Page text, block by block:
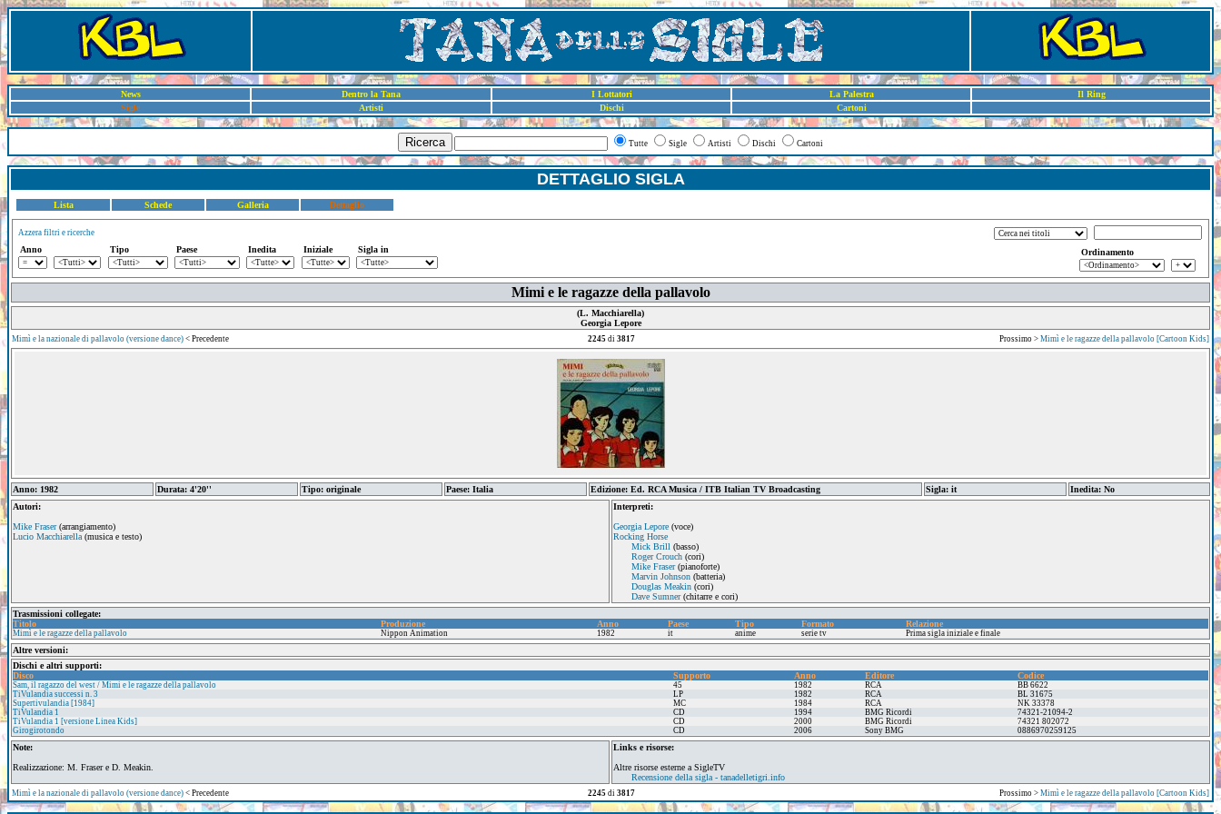
News Dentro la Tana I Lottatori La Palestra
Il Ring
Sigle
Artisti Dischi Cartoni
Ricerca Tutte Sigle Artisti Dischi Cartoni
DETTAGLIO SIGLA
Lista Schede Galleria Dettaglio
Azzera filtri e ricerche
Anno Tipo Paese Inedita Iniziale Sigla in Ordinamento
Mimi e le ragazze della pallavolo
(L. Macchiarella)
Georgia Lepore
Mimì e la nazionale di pallavolo (versione dance) < Precedente 2245di 3817 Prossimo > Mimì e le ragazze della pallavolo [Cartoon Kids]
Anno: 1982 Durata: 4'20'' Tipo: originale Paese: Italia Edizione: Ed. RCA Musica / ITB Italian TV Broadcasting Sigla: it
Inedita: No
Autori:
Mike Fraser(arrangiamento)
Lucio Macchiarella (musica e testo)
Interpreti:
Georgia Lepore (voce)
Rocking Horse
Mick Brill (basso)
Roger Crouch (cori)
Mike Fraser(pianoforte)
Marvin Johnson (batteria)
Douglas Meakin (cori)
Dave Sumner(chitarre e cori)
Trasmissioni collegate:
Titolo
Produzione Anno Paese Tipo Formato Relazione
Mimì e le ragazze della pallavolo Nippon Animation 1982 it anime serie tv Prima sigla iniziale e finale
Altre versioni:
Dischi e altri supporti:
Disco
Supporto Anno Editore Codice
Sam, il ragazzo del west / Mimi e le ragazze della pallavolo 45 1982 RCA
BB 6622
TiVulandia successi n. 3
LP 1982 RCA
BL 31675
Supertivulandia [1984]
MC 1984 RCA
NK 33378
TiVulandia 1
CD 1994 BMG Ricordi
74321-21094-2
TiVulandia 1 [versione Linea Kids]
CD 2000 BMG Ricordi
74321 802072
Girogirotondo
CD 2006 Sony BMG 0886970259125
Note:
Realizzazione: M. Fraser e D. Meakin.
Links e risorse:
Altre risorse esterne a SigleTV
Recensione della sigla - tanadelletigri.info
Mimì e la nazionale di pallavolo (versione dance) < Precedente 2245di 3817 Prossimo > Mimì e le ragazze della pallavolo [Cartoon Kids]